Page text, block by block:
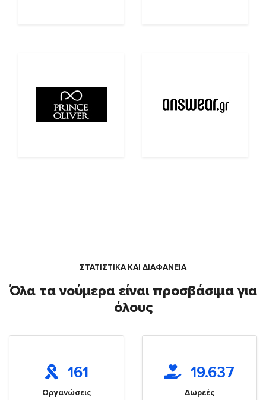
ΣΤΑΤΙΣΤΙΚΑ ΚΑΙ ΔΙΑΦΑΝΕΙΑ
Όλα τα νούμερα είναι προσβάσιμα για
όλους
161
Οργανώσεις
19.637
Δωρεές